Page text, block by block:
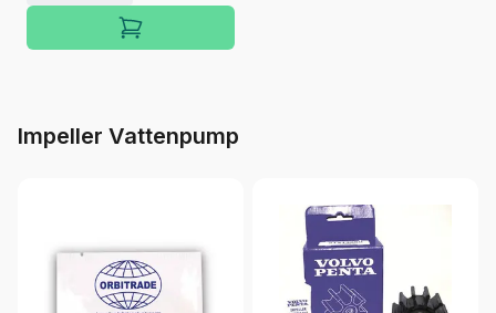
Impeller Vattenpump